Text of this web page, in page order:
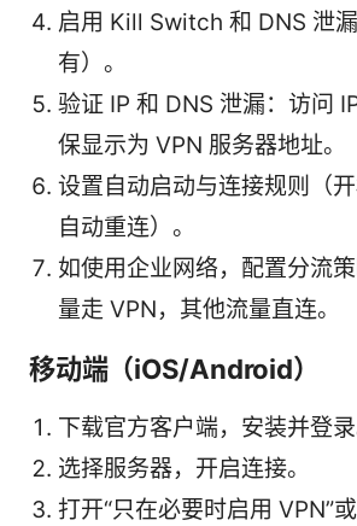
启用 Kill Switch 和 DNS 泄
有）。
验证 IP 和 DNS 泄漏：访问
保显示为 VPN 服务器地址。
设置自动启动与连接规则（
自动重连）。
如使用企业网络，配置分流
量走 VPN，其他流量直连。
移动端（iOS/Android）
下载官方客户端，安装并登录
选择服务器，开启连接。
打开“只在必要时启用 VPN”